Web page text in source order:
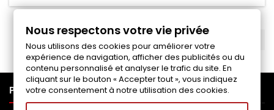
PRODUITS
Nous respectons votre vie privée
Nous utilisons des cookies pour améliorer votre
expérience de navigation, afficher des publicités ou du
contenu personnalisé et analyser le trafic du site. En
cliquant sur le bouton « Accepter tout », vous indiquez
votre consentement à notre utilisation des cookies.